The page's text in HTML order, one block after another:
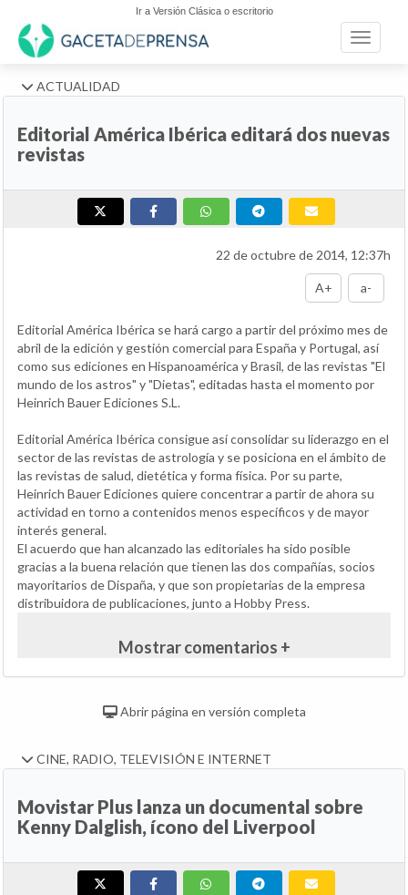
Ir a Versión Clásica o escritorio
Toggle
ACTUALIDAD
Editorial América Ibérica editará dos nuevas
revistas
22 de octubre de 2014, 12:37h
A+ a-
Editorial América Ibérica se hará cargo a partir del próximo mes de
abril de la edición y gestión comercial para España y Portugal, así
como sus ediciones en Hispanoamérica y Brasil, de las revistas "El
mundo de los astros" y "Dietas", editadas hasta el momento por
Heinrich Bauer Ediciones S.L.
Editorial América Ibérica consigue así consolidar su liderazgo en el
sector de las revistas de astrología y se posiciona en el ámbito de
las revistas de salud, dietética y forma física. Por su parte,
Heinrich Bauer Ediciones quiere concentrar a partir de ahora su
actividad en torno a contenidos menos específicos y de mayor
interés general.
El acuerdo que han alcanzado las editoriales ha sido posible
gracias a la buena relación que tienen las dos compañías, socios
mayoritarios de Dispaña, y que son propietarias de la empresa
distribuidora de publicaciones, junto a Hobby Press.
Mostrar comentarios +
Abrir página en versión completa
CINE, RADIO, TELEVISIÓN E INTERNET
Movistar Plus lanza un documental sobre
Kenny Dalglish, ícono del Liverpool